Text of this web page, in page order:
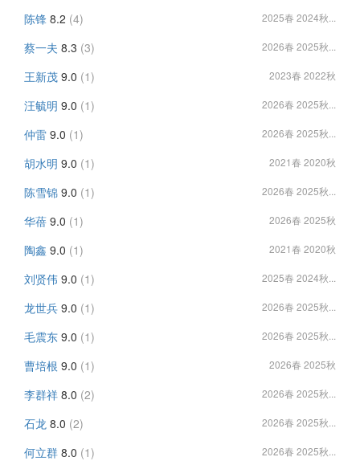
陈锋 8.2 (4) 2025春 2024秋...
蔡一夫 8.3 (3) 2026春 2025秋...
王新茂 9.0 (1) 2023春 2022秋
汪毓明 9.0 (1) 2026春 2025秋...
仲雷 9.0 (1) 2026春 2025秋...
胡水明 9.0 (1) 2021春 2020秋
陈雪锦 9.0 (1) 2026春 2025秋...
华蓓 9.0 (1) 2026春 2025秋
陶鑫 9.0 (1) 2021春 2020秋
刘贤伟 9.0 (1) 2025春 2024秋...
龙世兵 9.0 (1) 2026春 2025秋...
毛震东 9.0 (1) 2026春 2025秋...
曹培根 9.0 (1) 2026春 2025秋
李群祥 8.0 (2) 2026春 2025秋...
石龙 8.0 (2) 2026春 2025秋...
何立群 8.0 (1) 2026春 2025秋...